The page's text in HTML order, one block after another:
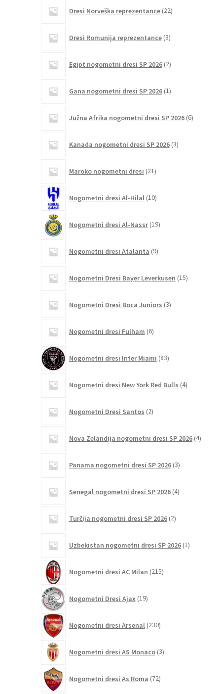
Dresi Norveška reprezentance 22izdelkov
Dresi Romunija reprezentance 3izdelki
Egipt nogometni dresi SP 2026 2izdelka
Gana nogometni dresi SP 2026 1izdelek
Južna Afrika nogometni dresi SP 2026 6izdelkov
Kanada nogometni dresi SP 2026 3izdelki
Maroko nogometni dresi 21izdelkov
Nogometni dresi Al-Hilal 10izdelkov
Nogometni dresi Al-Nassr 19izdelkov
Nogometni dresi Atalanta 9izdelkov
Nogometni Dresi Bayer Leverkusen 15izdelkov
Nogometni Dresi Boca Juniors 3izdelki
Nogometni dresi Fulham 6izdelkov
Nogometni dresi Inter Miami 83izdelkov
Nogometni dresi New York Red Bulls 4izdelki
Nogometni Dresi Santos 2izdelka
Nova Zelandija nogometni dresi SP 2026 4izdelki
Panama nogometni dresi SP 2026 3izdelki
Senegal nogometni dresi SP 2026 4izdelki
Turčija nogometni dresi SP 2026 2izdelka
Uzbekistan nogometni dresi SP 2026 1izdelek
Nogometni dresi AC Milan 215izdelkov
Nogometni Dresi Ajax 19izdelkov
Nogometni dresi Arsenal 230izdelkov
Nogometni dresi AS Monaco 3izdelki
Nogometni dresi As Roma 72izdelkov